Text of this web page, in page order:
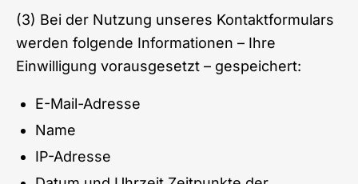
(3) Bei der Nutzung unseres Kontaktformulars
werden folgende Informationen – Ihre
Einwilligung vorausgesetzt – gespeichert:
E-Mail-Adresse
Name
IP-Adresse